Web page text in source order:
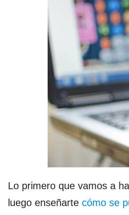
Lo primero que vamos a
luego enseñarte cómo se